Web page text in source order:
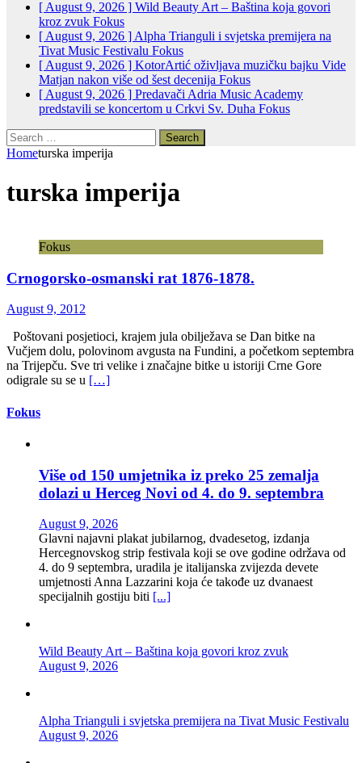
[ August 9, 2026 ] Wild Beauty Art – Baština koja govori
kroz zvuk Fokus
[ August 9, 2026 ] Alpha Trianguli i svjetska premijera na
Tivat Music Festivalu Fokus
[ August 9, 2026 ] KotorArtić oživljava muzičku bajku Vide
Matjan nakon više od šest decenija Fokus
[ August 9, 2026 ] Predavači Adria Music Academy
predstavili se koncertom u Crkvi Sv. Duha Fokus
Search
for:
Hometurska imperija
turska imperija
Fokus
Crnogorsko-osmanski rat 1876-1878.
August 9, 2012
Poštovani posjetioci, krajem jula obilježava se Dan bitke na
Vučjem dolu, polovinom avgusta na Fundini, a početkom septembra
na Trijepču. Sve tri velike i značajne bitke u istoriji Crne Gore
odigrale su se u […]
Fokus
Više od 150 umjetnika iz preko 25 zemalja
dolazi u Herceg Novi od 4. do 9. septembra
August 9, 2026
Glavni najavni plakat jubilarnog, dvadesetog, izdanja
Hercegnovskog strip festivala koji se ove godine održava od
4. do 9 septembra, uradila je italijanska zvijezda devete
umjetnosti Anna Lazzarini koja će takođe uz dvanaest
specijalnih gostiju biti [...]
Wild Beauty Art – Baština koja govori kroz zvuk
August 9, 2026
Alpha Trianguli i svjetska premijera na Tivat Music Festivalu
August 9, 2026